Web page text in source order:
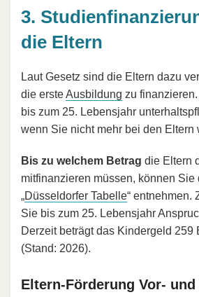
3.
die Eltern
Laut Gesetz sind die Eltern dazu
die ersteAusbildung zu
bis zum 25. Lebensjahr
wenn Sie nicht mehr bei den Eltern
Bis zu welchem Betrag die Eltern
mitfinanzieren müssen, können Sie
„Düsseldorfer Tabelle“ entnehmen.
Sie bis zum 25. Lebensjahr
Derzeit beträgt das Kindergeld 259
(Stand: 2026).
Eltern-Förderung Vor-